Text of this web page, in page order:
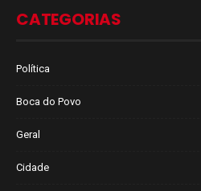
CATEGORIAS
Política
Boca do Povo
Geral
Cidade